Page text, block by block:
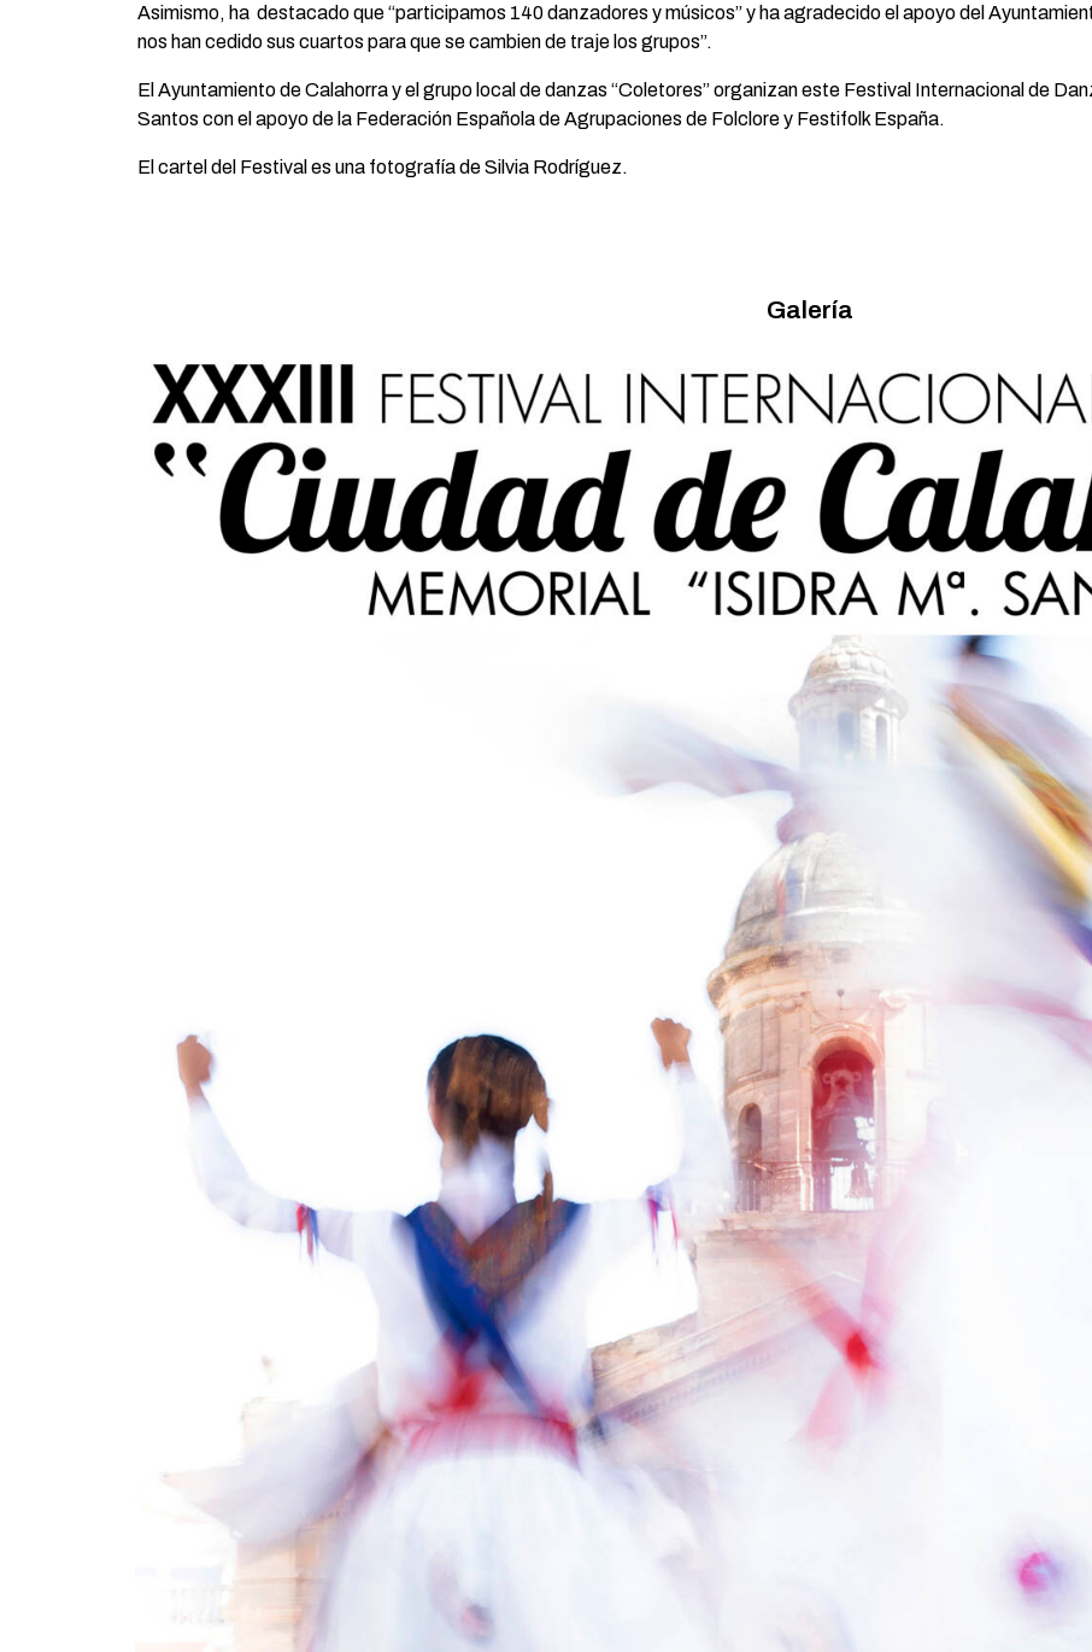
Asimismo, ha destacado que “participamos 140 danzadores y músicos” y ha agradecido el apoyo del
nos han cedido sus cuartos para que se cambien de traje los grupos”.
El Ayuntamiento de Calahorra y el grupo local de danzas “Coletores” organizan este Festival Internacional de
Santos con el apoyo de la Federación Española de Agrupaciones de Folclore y Festifolk España.
El cartel del Festival es una fotografía de Silvia Rodríguez.
Galería